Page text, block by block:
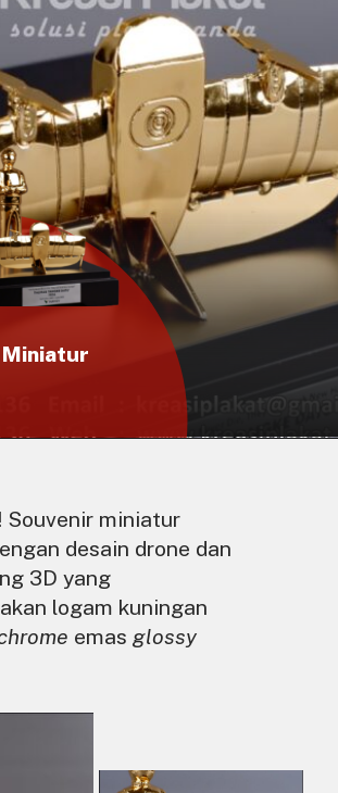
Souvenir miniatur
desain drone dan
3D yang
logam kuningan
emasglossy